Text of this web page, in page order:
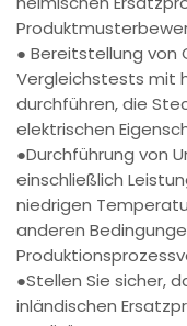
● Bereitstellung von
Vergleichstests mit
durchführen, die
elektrischen
●Durchführung von
einschließlich
niedrigen
anderen
●Stellen Sie sicher,
inländischen